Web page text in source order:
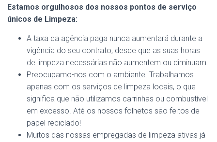
Estamos orgulhosos dos nossos pontos de serviço
únicos de Limpeza:
A taxa da agência paga nunca aumentará durante a
vigência do seu contrato, desde que as suas horas
de limpeza necessárias não aumentem ou diminuam.
Preocupamo-nos com o ambiente. Trabalhamos
apenas com os serviços de limpeza locais, o que
significa que não utilizamos carrinhas ou combustível
em excesso. Até os nossos folhetos são feitos de
papel reciclado!
Muitos das nossas empregadas de limpeza ativas já